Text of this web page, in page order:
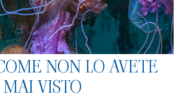
NON LO AVETE
MAI VISTO